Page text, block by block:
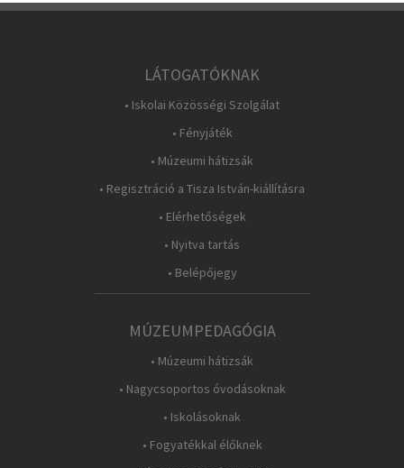
LÁTOGATÓKNAK
• Iskolai Közösségi Szolgálat
• Fényjáték
• Múzeumi hátizsák
• Regisztráció a Tisza István-kiállításra
• Elérhetőségek
• Nyitva tartás
• Belépőjegy
MÚZEUMPEDAGÓGIA
• Múzeumi hátizsák
• Nagycsoportos óvodásoknak
• Iskolásoknak
• Fogyatékkal élőknek